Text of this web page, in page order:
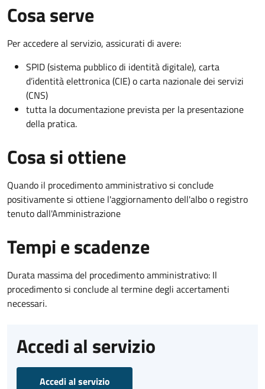
Cosa serve
Per accedere al servizio, assicurati di avere:
SPID (sistema pubblico di identità digitale), carta
d’identità elettronica (CIE) o carta nazionale dei servizi
(CNS)
tutta la documentazione prevista per la presentazione
della pratica.
Cosa si ottiene
Quando il procedimento amministrativo si conclude
positivamente si ottiene l'aggiornamento dell'albo o registro
tenuto dall'Amministrazione
Tempi e scadenze
Durata massima del procedimento amministrativo: Il
procedimento si conclude al termine degli accertamenti
necessari.
Accedi al servizio
Accedi al servizio